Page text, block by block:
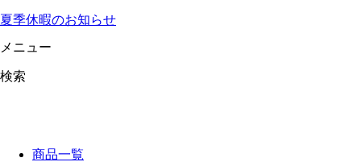
夏季休暇のお知らせ
メニュー
検索
商品一覧